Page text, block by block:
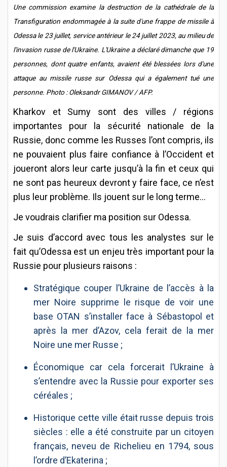
Une commission examine la destruction de la cathédrale de la
Transfiguration endommagée à la suite d'une frappe de missile à
Odessa le 23 juillet, service antérieur le 24 juillet 2023, au milieu de
l'invasion russe de l'Ukraine. L'Ukraine a déclaré dimanche que 19
personnes, dont quatre enfants, avaient été blessées lors d'une
attaque au missile russe sur Odessa qui a également tué une
personne. Photo : Oleksandr GIMANOV / AFP.
Kharkov et Sumy sont des villes / régions
importantes pour la sécurité nationale de la
Russie, donc comme les Russes l’ont compris, ils
ne pouvaient plus faire confiance à l’Occident et
joueront alors leur carte jusqu’à la fin et ceux qui
ne sont pas heureux devront y faire face, ce n’est
plus leur problème. Ils jouent sur le long terme...
Je voudrais clarifier ma position sur Odessa.
Je suis d’accord avec tous les analystes sur le
fait qu’Odessa est un enjeu très important pour la
Russie pour plusieurs raisons :
Stratégique couper l’Ukraine de l’accès à la
mer Noire supprime le risque de voir une
base OTAN s’installer face à Sébastopol et
après la mer d’Azov, cela ferait de la mer
Noire une mer Russe ;
Économique car cela forcerait l’Ukraine à
s’entendre avec la Russie pour exporter ses
céréales ;
Historique cette ville était russe depuis trois
siècles : elle a été construite par un citoyen
français, neveu de Richelieu en 1794, sous
l’ordre d’Ekaterina ;